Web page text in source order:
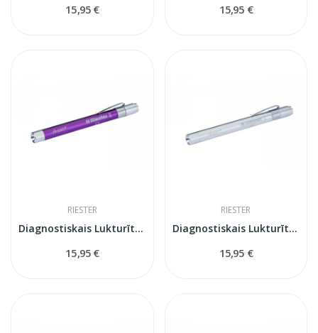
15,95 € 15,95 €
RIESTER
Diagnostiskais Lukturītis Ri-pen Riester
15,95 €
RIESTER
Diagnostiskais Lukturītis Ri-pen Riester
15,95 €